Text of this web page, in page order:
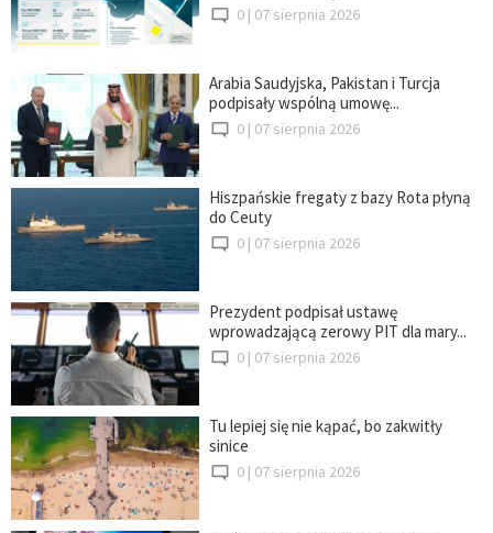
0 | 07 sierpnia 2026
Arabia Saudyjska, Pakistan i Turcja
podpisały wspólną umowę...
0 | 07 sierpnia 2026
Hiszpańskie fregaty z bazy Rota płyną
do Ceuty
0 | 07 sierpnia 2026
Prezydent podpisał ustawę
wprowadzającą zerowy PIT dla mary...
0 | 07 sierpnia 2026
Tu lepiej się nie kąpać, bo zakwitły
sinice
0 | 07 sierpnia 2026